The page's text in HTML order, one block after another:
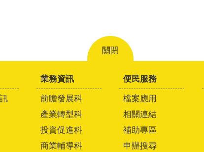
關閉
業務資訊
前瞻發展科
產業轉型科
投資促進科
商業輔導科
便民服務
檔案應用
相關連結
補助專區
申辦搜尋